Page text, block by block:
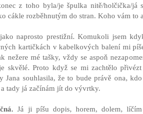
z toho byla/je špulka nitě/holčička/já
cákle rozběhnutým do stran. Koho vám to
naprosto prestižní. Komukoli jsem
kartičkách v kabelkových balení mi
mé tašky, vždy se aspoň
skvělé. Proto když se mi zachtělo
Jana souhlasila, že to bude právě ona,
tady já začínám jít do vývrtky.
Já ji píšu dopis, horem, dolem,